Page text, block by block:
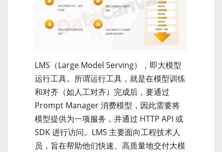
LMS（Large Model Serving），即大模型
运行工具。所谓运行工具，就是在模型训练
和对齐（如人工对齐）完成后，要通过
Prompt Manager 消费模型，因此需要将
模型提供为一项服务，并通过 HTTP API 或
SDK 进行访问。LMS 主要面向工程技术人
员，旨在帮助他们快速、高质量地交付大模